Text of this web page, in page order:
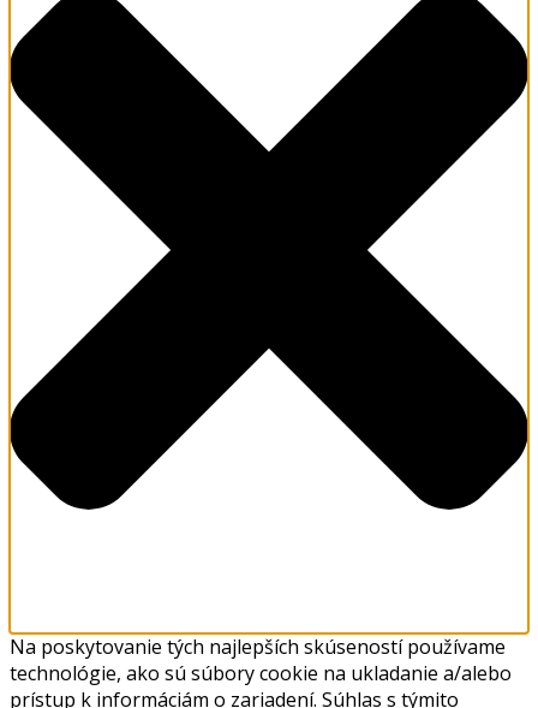
Na poskytovanie tých najlepších skúseností používame
technológie, ako sú súbory cookie na ukladanie a/alebo
prístup k informáciám o zariadení. Súhlas s týmito